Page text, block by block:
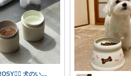
ROSY🐕‍🦺 犬のいる生活♡